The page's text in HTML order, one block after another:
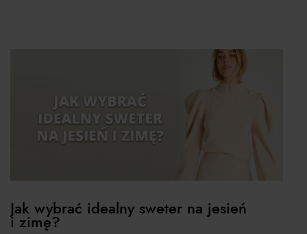
Jak wybrać idealny sweter na jesień
i zimę?